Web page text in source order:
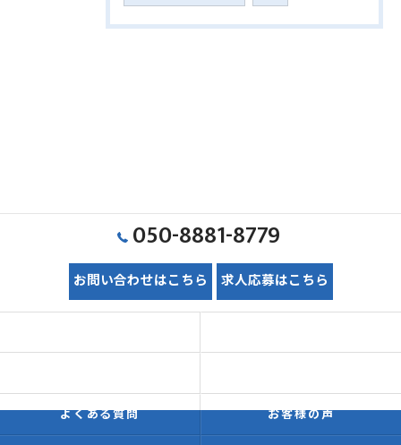
050-8881-8779
お問い合わせはこちら 求人応募はこちら
よくある質問 お客様の声